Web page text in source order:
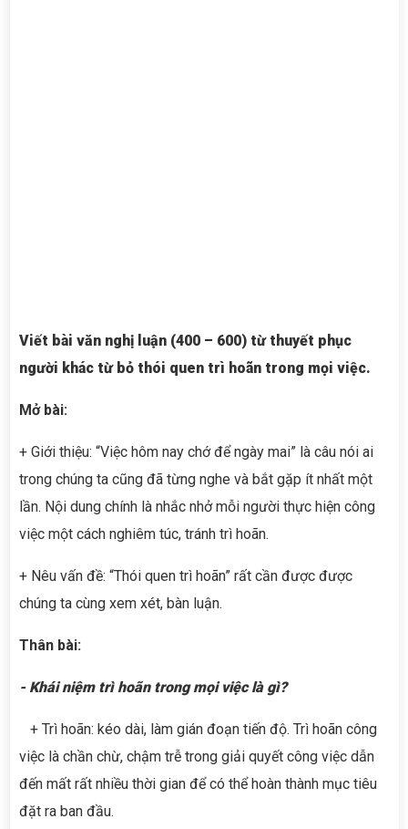
Viết bài văn nghị luận (400 – 600) từ thuyết phục
người khác từ bỏ thói quen trì hoãn trong mọi việc.
Mở bài:
+ Giới thiệu: “Việc hôm nay chớ để ngày mai” là câu nói ai
trong chúng ta cũng đã từng nghe và bắt gặp ít nhất một
lần. Nội dung chính là nhắc nhở mỗi người thực hiện công
việc một cách nghiêm túc, tránh trì hoãn.
+ Nêu vấn đề: “Thói quen trì hoãn” rất cần được được
chúng ta cùng xem xét, bàn luận.
Thân bài:
- Khái niệm trì hoãn trong mọi việc là gì?
+ Trì hoãn: kéo dài, làm gián đoạn tiến độ. Trì hoãn công
việc là chần chừ, chậm trễ trong giải quyết công việc dẫn
đến mất rất nhiều thời gian để có thể hoàn thành mục tiêu
đặt ra ban đầu.